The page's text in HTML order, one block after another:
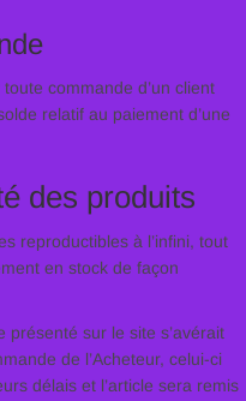
commande d’un client
relatif au paiement d’une
des produits
reproductibles à l’infini, tout
en stock de façon
présenté sur le site s’avérait
de l’Acheteur, celui-ci
délais et l’article sera remis